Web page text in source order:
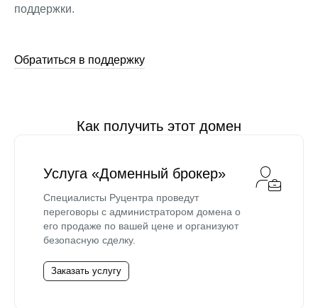
поддержки.
Обратиться в поддержку
Как получить этот домен
Услуга «Доменный брокер»
Специалисты Руцентра проведут
переговоры с администратором домена о
его продаже по вашей цене и организуют
безопасную сделку.
Заказать услугу